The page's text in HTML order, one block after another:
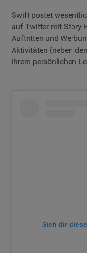
Swift postet
auf Twitter mit Story
Auftritten und
Aktivitäten (neben
ihrem persönlichen
Sieh dir